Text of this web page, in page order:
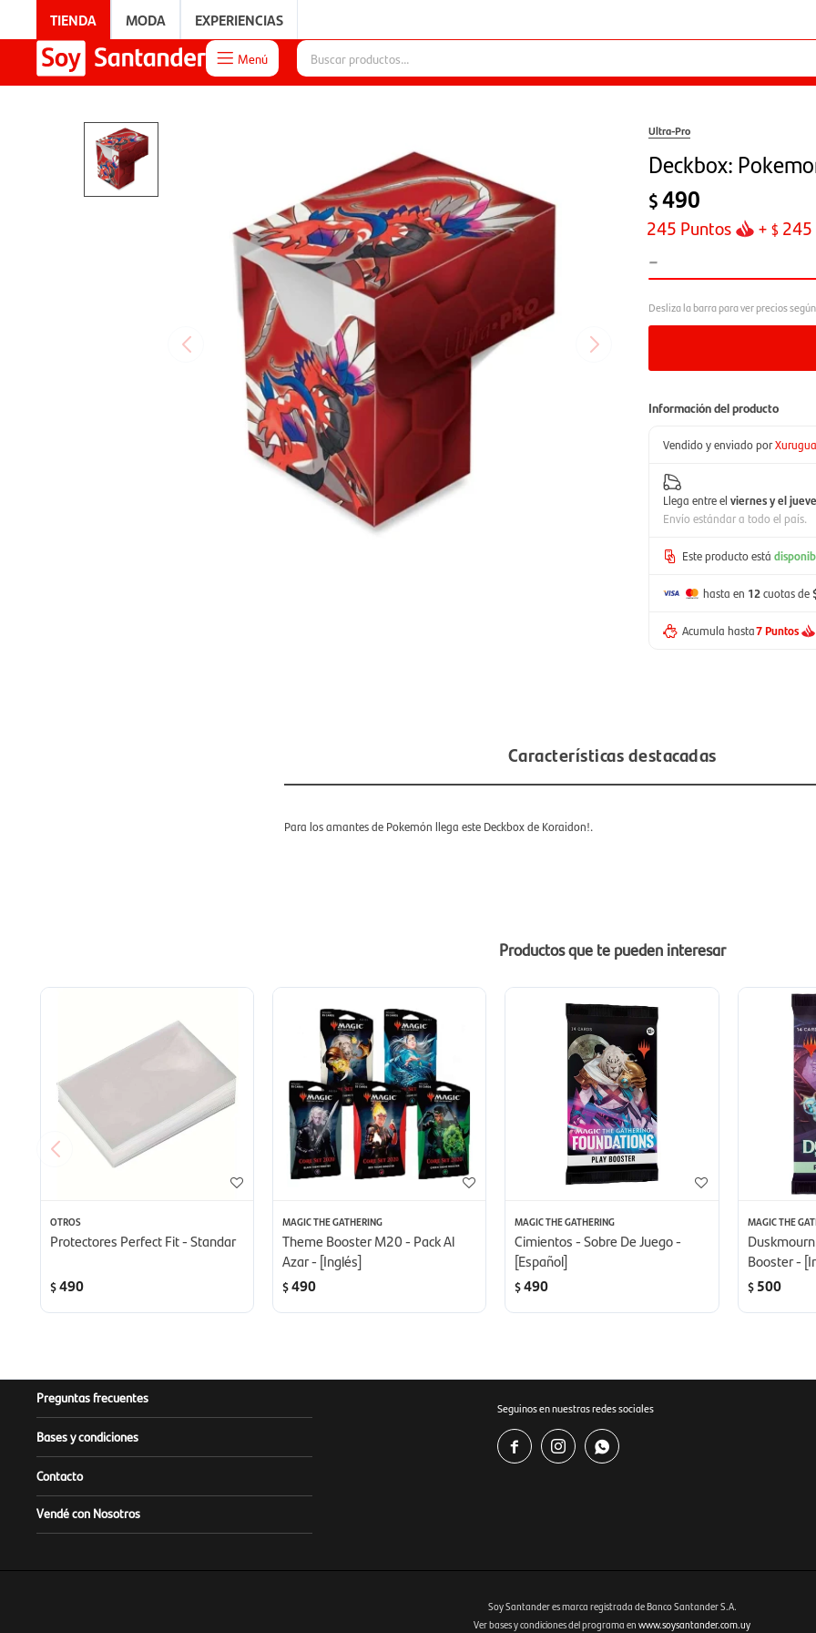
TIENDA MODA EXPERIENCIAS
 Menú
Ultra-Pro
Deckbox:
$490
245 Puntos + $ 245
-
Información del producto
Vendido y enviado por
Llega entre el viernes y el
Envío estándar a todo el país.
Este producto está
hasta en 12cuotas de
Acumula hasta7 Puntos
Características destacadas
Para los amantes de Pokemón llega este Deckbox de Koraidon!.
Productos que te pueden interesar
OTROS
Protectores Perfect Fit - Standar
$490
MAGIC THE GATHERING
Theme Booster M20 - Pack Al
Azar - [Inglés]
$490
MAGIC THE GATHERING
Cimientos - Sobre De Juego -
[Español]
$490
MAGIC THE
Booster -
$ 500
Preguntas frecuentes
Bases y condiciones
Contacto
Vendé con Nosotros
Seguinos en nuestras redes sociales
  
Soy Santander es marca registrada de Banco Santander S.A.
Ver bases y condiciones del programa en www.soysantander.com.uy